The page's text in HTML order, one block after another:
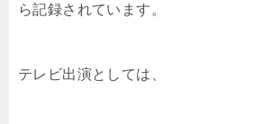
ら記録されています。
テレビ出演としては、